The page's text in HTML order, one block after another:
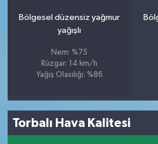
Bölgesel düzensiz yağmur
yağışlı
Nem: %75
Rüzgar: 14 km/h
Yağış Olasılığı: %86
Torbalı Hava Kalitesi